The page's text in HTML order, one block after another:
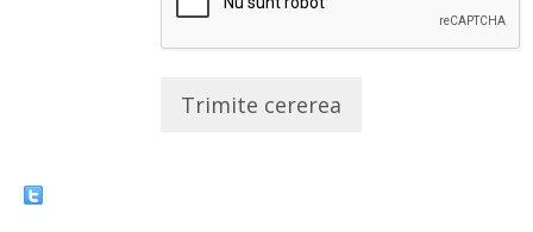
Trimite cererea